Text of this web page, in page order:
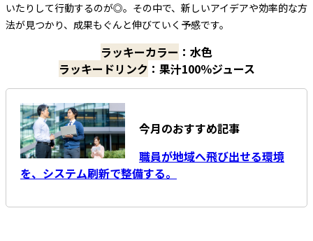
いたりして行動するのが◎。その中で、新しいアイデアや効率的な方
法が見つかり、成果もぐんと伸びていく予感です。
ラッキーカラー ：水色
ラッキードリンク ：果汁100％ジュース
今月のおすすめ記事
職員が地域へ飛び出せる環境
を、システム刷新で整備する。